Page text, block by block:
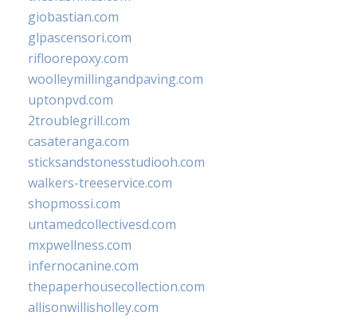
giobastian.com
glpascensori.com
rifloorepoxy.com
woolleymillingandpaving.com
uptonpvd.com
2troublegrill.com
casateranga.com
sticksandstonesstudiooh.com
walkers-treeservice.com
shopmossi.com
untamedcollectivesd.com
mxpwellness.com
infernocanine.com
thepaperhousecollection.com
allisonwillisholley.com